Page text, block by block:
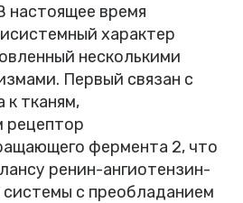
настоящее время
характер
несколькими
Первый связан с
к тканям,
рецептор
фермента 2, что
ренин-ангиотензин-
с преобладанием